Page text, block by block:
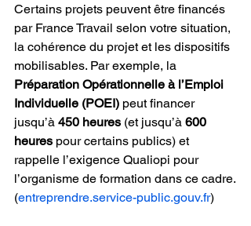
Certains projets peuvent être financés
par France Travail selon votre situation,
la cohérence du projet et les dispositifs
mobilisables. Par exemple, la
Préparation Opérationnelle à l’Emploi
Individuelle (POEI) peut financer
jusqu’à 450 heures (et jusqu’à 600
heures pour certains publics) et
rappelle l’exigence Qualiopi pour
l’organisme de formation dans ce cadre.
(entreprendre.service-public.gouv.fr)